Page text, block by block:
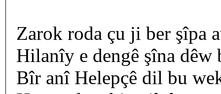
Zarok roda çu ji ber şîpa
Hilanîy e dengê şîna dêw
Bîr anî Helepçê dil bu